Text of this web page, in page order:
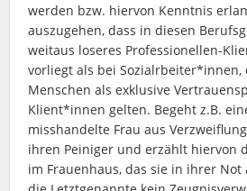
werden bzw. hiervon Kenntnis
auszugehen, dass in diesen
weitaus loseres Professionellen-
vorliegt als bei Sozialrbeiter*innen,
Menschen als exklusive
Klient*innen gelten. Begeht z.B.
misshandelte Frau aus
ihren Peiniger und erzählt hiervon
im Frauenhaus, das sie in ihrer